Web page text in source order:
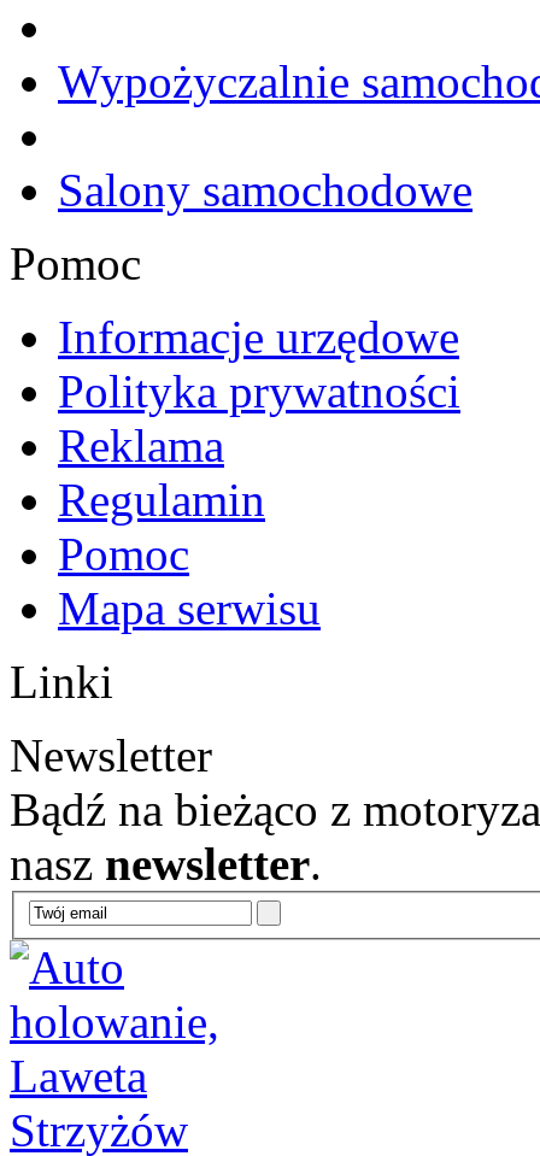
Wypożyczalnie
Salony samochodowe
Pomoc
Informacje urzędowe
Polityka prywatności
Reklama
Regulamin
Pomoc
Mapa serwisu
Linki
Newsletter
Bądź na bieżąco z
nasz newsletter.